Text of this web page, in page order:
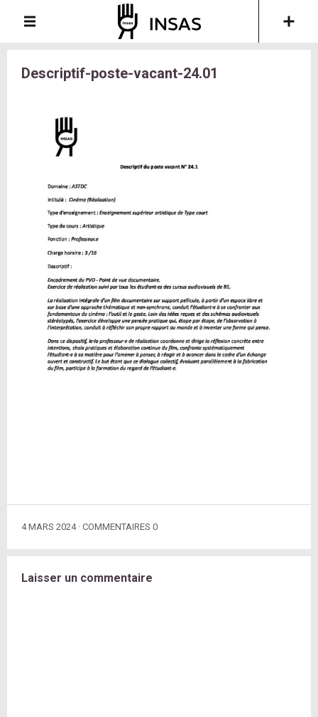
Descriptif-poste-vacant-24.01
4 MARS 2024 COMMENTAIRES 0
Laisser un commentaire